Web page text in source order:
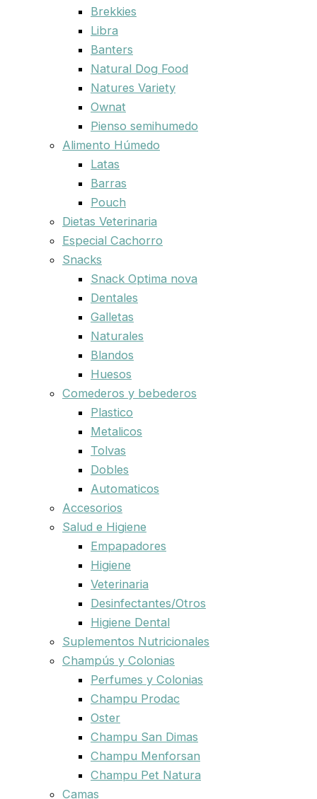
Brekkies
Libra
Banters
Natural Dog Food
Natures Variety
Ownat
Pienso semihumedo
Alimento Húmedo
Latas
Barras
Pouch
Dietas Veterinaria
Especial Cachorro
Snacks
Snack Optima nova
Dentales
Galletas
Naturales
Blandos
Huesos
Comederos y bebederos
Plastico
Metalicos
Tolvas
Dobles
Automaticos
Accesorios
Salud e Higiene
Empapadores
Higiene
Veterinaria
Desinfectantes/Otros
Higiene Dental
Suplementos Nutricionales
Champús y Colonias
Perfumes y Colonias
Champu Prodac
Oster
Champu San Dimas
Champu Menforsan
Champu Pet Natura
Camas